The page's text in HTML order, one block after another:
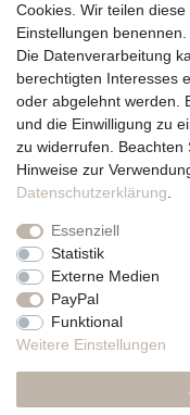
Über uns und
Team
Unternehmen /
Kerzenpflege und
Unsere Kerzenlieferanten
Du erreichst uns
Montag bis Freitag 10 bis
Telefonisch und per
erreichst Du uns unter:
+49 561 287 907 84
Rechtliches
Impressum
Cookies. Wir teilen
Einstellungen benennen.
Die Datenverarbeitung
berechtigten Interesses
oder abgelehnt werden.
und die Einwilligung zu
zu widerrufen. Beachten
Hinweise zur
Daten­schutz­erklärung
Essenziell
Statistik
Externe Medien
PayPal
Funktional
Weitere Einstellungen